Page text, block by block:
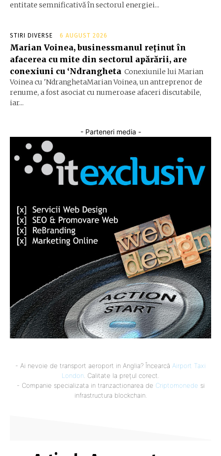
entitate semnificativă în sectorul energiei...
STIRI DIVERSE 6 AUGUST 2026
Marian Voinea, businessmanul reținut în
afacerea cu mite din sectorul apărării, are
conexiuni cu ‘Ndrangheta Conexiunile lui Marian
Voinea cu 'NdranghetaMarian Voinea, un antreprenor de
renume, a fost asociat cu numeroase afaceri discutabile,
iar...
- Parteneri media -
- Ai nevoie de transport aeroport in Anglia? Încearcă Airport Taxi
London. Calitate la prețul corect.
- Companie specializata in tranzactionarea de Criptomonede si
infrastructura blockchain.